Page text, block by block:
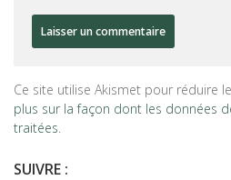
Ce site utilise Akismet pour réduire
plus sur la façon dont les données
traitées.
SUIVRE :